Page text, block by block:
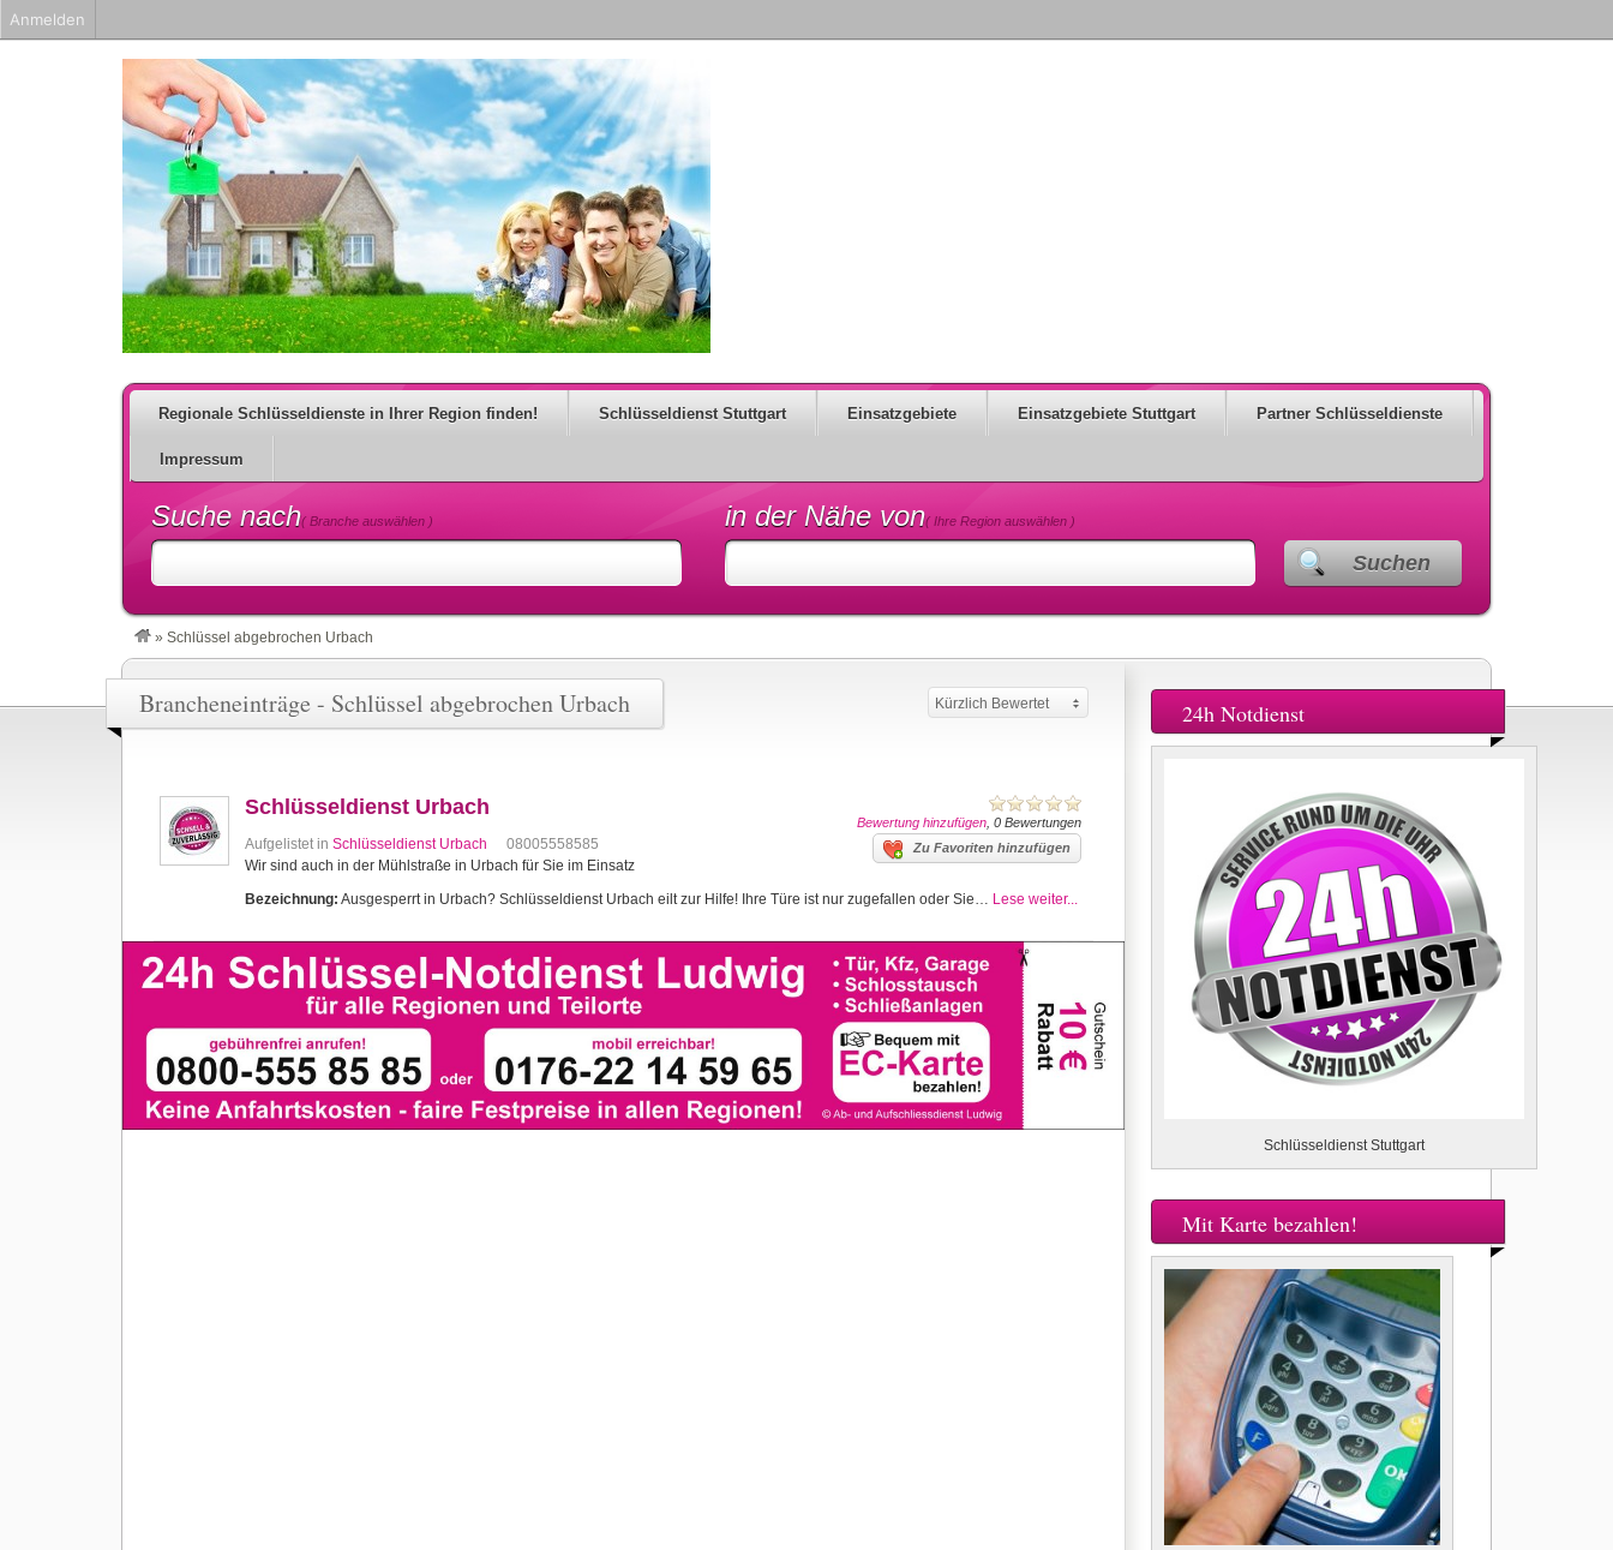
Regionale Schlüsseldienste in Ihrer Region finden! Schlüsseldienst Stuttgart Einsatzgebiete Einsatzgebiete Stuttgart Partner Schlüsseldienste
Impressum
Suche nach( Branche auswählen ) in der Nähe von( Ihre Region auswählen )
Suchen
» Schlüssel abgebrochen Urbach
Brancheneinträge - Schlüssel abgebrochen Urbach Kürzlich Bewertet
Bewertung hinzufügen , 0 Bewertungen
Schlüsseldienst Urbach
Aufgelistet in Schlüsseldienst Urbach Zu Favoriten hinzufügen
08005558585
Wir sind auch in der Mühlstraße in Urbach für Sie im Einsatz
Bezeichnung: Ausgesperrt in Urbach? Schlüsseldienst Urbach eilt zur Hilfe! Ihre Türe ist nur zugefallen oder Sie… Lese weiter...
24h Notdienst
Schlüsseldienst Stuttgart
Mit Karte bezahlen!
Anmelden